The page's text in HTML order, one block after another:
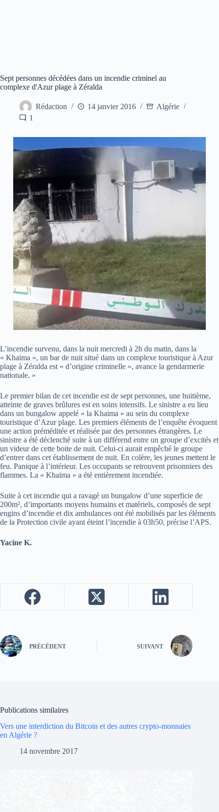
Sept personnes décédées dans un incendie criminel au
complexe d'Azur plage à Zéralda
Rédaction 14 janvier 2016
Algérie
1
L’incendie survenu, dans la nuit mercredi à 2h du matin, dans la
« Khaima », un bar de nuit situé dans un complexe touristique à Azur
plage à Zéralda est « d’origine criminelle », avance la gendarmerie
nationale. »
Le premier bilan de cet incendie est de sept personnes, une huitième,
atteinte de graves brûlures est en soins intensifs. Le sinistre a eu lieu
dans un bungalow appelé « la Khaima » au sein du complexe
touristique d’Azur plage. Les premiers éléments de l’enquête évoquent
une action préméditée et réalisée par des personnes étrangères. Le
sinistre a été déclenché suite à un différend entre un groupe d’excités et
un videur de cette boite de nuit. Celui-ci aurait empêché le groupe
d’entrer dans cet établissement de nuit. En colère, les jeunes mettent le
feu. Panique à l’intérieur. Les occupants se retrouvent prisonniers des
flammes. La « Khaima » a été entièrement incendiée.
Suite à cet incendie qui a ravagé un bungalow d’une superficie de
200m², d’importants moyens humains et matériels, composés de sept
engins d’incendie et dix ambulances ont été mobilisés par les éléments
de la Protection civile ayant éteint l’incendie à 03h50, précise l’APS.
Yacine K.
PRÉCÉDENT SUIVANT
Publications similaires
Vers une interdiction du Bitcoin et des autres crypto-monnaies
en Algérie ?
14 novembre 2017